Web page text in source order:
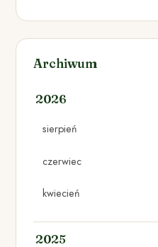
Archiwum
2026
sierpień
czerwiec
kwiecień
2025